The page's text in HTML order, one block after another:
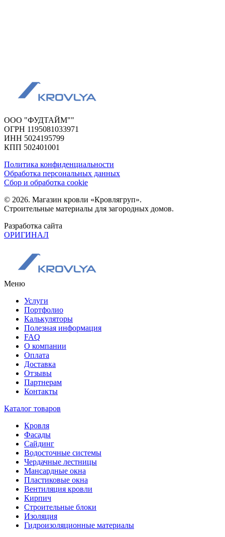
ООО "ФУДТАЙМ""
ОГРН 1195081033971
ИНН 5024195799
КПП 502401001
Политика конфиденциальности
Обработка персональных данных
Сбор и обработка cookie
© 2026. Магазин кровли «Кровлягруп».
Строительные материалы для загородных домов.
Разработка сайта
ОРИГИНАЛ
Меню
Услуги
Портфолио
Калькуляторы
Полезная информация
FAQ
О компании
Оплата
Доставка
Отзывы
Партнерам
Контакты
Каталог товаров
Кровля
Фасады
Сайдинг
Водосточные системы
Чердачные лестницы
Мансардные окна
Пластиковые окна
Вентиляция кровли
Кирпич
Строительные блоки
Изоляция
Гидроизоляционные материалы